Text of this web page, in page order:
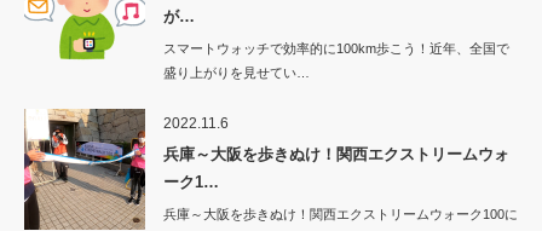
が…
スマートウォッチで効率的に100km歩こう！近年、全国で
盛り上がりを見せてい…
2022.11.6
兵庫～大阪を歩きぬけ！関西エクストリームウォ
ーク1…
兵庫～大阪を歩きぬけ！関西エクストリームウォーク100に